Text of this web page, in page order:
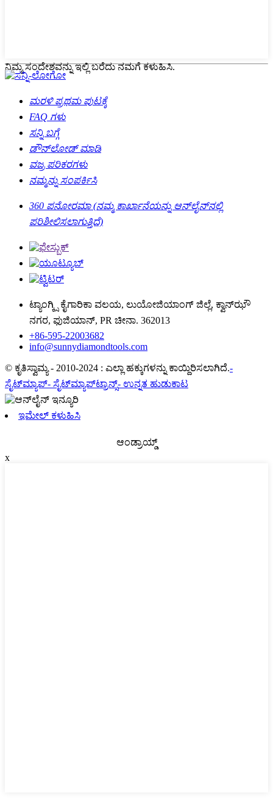
ನಿಮ್ಮ ಸಂದೇಶವನ್ನು ಇಲ್ಲಿ ಬರೆದು ನಮಗೆ ಕಳುಹಿಸಿ.
ಮರಳಿ ಪ್ರಥಮ ಪುಟಕ್ಕೆ
FAQ ಗಳು
ಸನ್ನಿ ಬಗ್ಗೆ
ಡೌನ್‌ಲೋಡ್ ಮಾಡಿ
ವಜ್ರ ಪರಿಕರಗಳು
ನಮ್ಮನ್ನು ಸಂಪರ್ಕಿಸಿ
360 ಪನೋರಮಾ (ನಮ್ಮ ಕಾರ್ಖಾನೆಯನ್ನು ಆನ್‌ಲೈನ್‌ನಲ್ಲಿ
ಪರಿಶೀಲಿಸಲಾಗುತ್ತಿದೆ)
ಟ್ಯಾಂಗ್ಕ್ಸಿ ಕೈಗಾರಿಕಾ ವಲಯ, ಲುಯೋಜಿಯಾಂಗ್ ಜಿಲ್ಲೆ, ಕ್ವಾನ್‌ಝೌ
ನಗರ, ಫುಜಿಯಾನ್, PR ಚೀನಾ. 362013
+86-595-22003682
info@sunnydiamondtools.com
© ಕೃತಿಸ್ವಾಮ್ಯ - 2010-2024 : ಎಲ್ಲಾ ಹಕ್ಕುಗಳನ್ನು ಕಾಯ್ದಿರಿಸಲಾಗಿದೆ.-
ಸೈಟ್‌ಮ್ಯಾಪ್- ಸೈಟ್‌ಮ್ಯಾಪ್‌ಟ್ರಾನ್ಸ್- ಉನ್ನತ ಹುಡುಕಾಟ
ಇಮೇಲ್ ಕಳುಹಿಸಿ
ಆಂಡ್ರಾಯ್ಡ್
x